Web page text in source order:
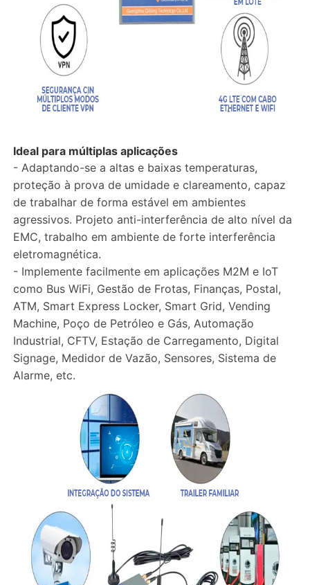
Ideal para múltiplas aplicações
- Adaptando-se a altas e baixas temperaturas,
proteção à prova de umidade e clareamento, capaz
de trabalhar de forma estável em ambientes
agressivos. Projeto anti-interferência de alto nível da
EMC, trabalho em ambiente de forte interferência
eletromagnética.
- Implemente facilmente em aplicações M2M e IoT
como Bus WiFi, Gestão de Frotas, Finanças, Postal,
ATM, Smart Express Locker, Smart Grid, Vending
Machine, Poço de Petróleo e Gás, Automação
Industrial, CFTV, Estação de Carregamento, Digital
Signage, Medidor de Vazão, Sensores, Sistema de
Alarme, etc.